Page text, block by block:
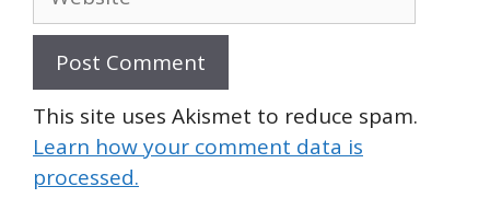
This site uses Akismet to reduce spam.
Learn how your comment data is
processed.